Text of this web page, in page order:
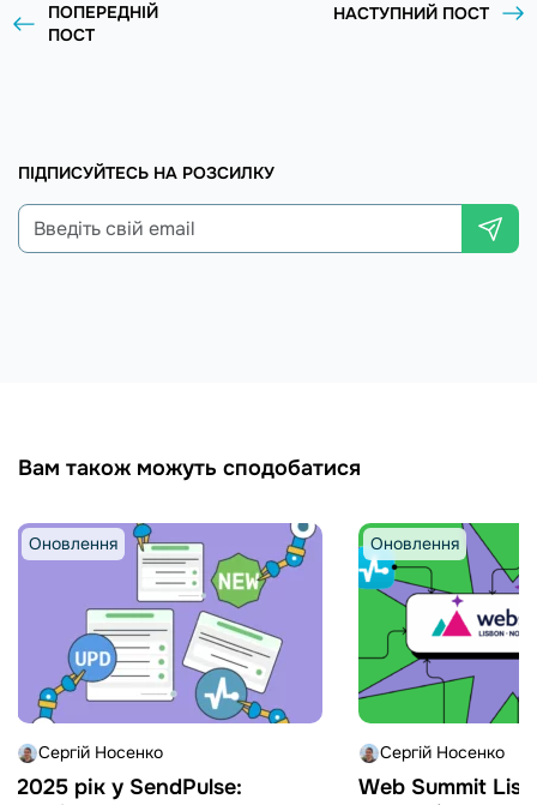
ПОПЕРЕДНІЙ
ПОСТ
НАСТУПНИЙ ПОСТ
ПІДПИСУЙТЕСЬ НА РОЗСИЛКУ
Вам також можуть сподобатися
Оновлення
Сергій Носенко
2025 рік у SendPulse:
Оновлення
Сергій Носенко
Web Summit